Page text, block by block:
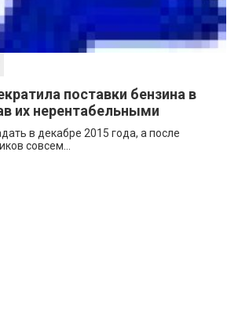
поставки бензина в
их нерентабельными
в декабре 2015 года, а после
совсем...